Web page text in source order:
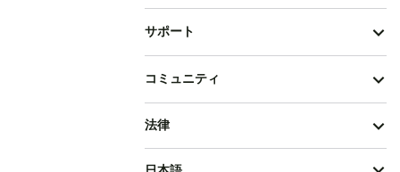
サポート
コミュニティ
法律